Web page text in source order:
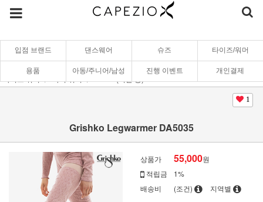
입점 브랜드 댄스웨어 슈즈 타이즈/워머
용품 아동/주니어/남성 진행 이벤트 개인결제
1
Grishko Legwarmer DA5035
상품가 55,000원
적립금
1%
배송비
(조건) 지역별